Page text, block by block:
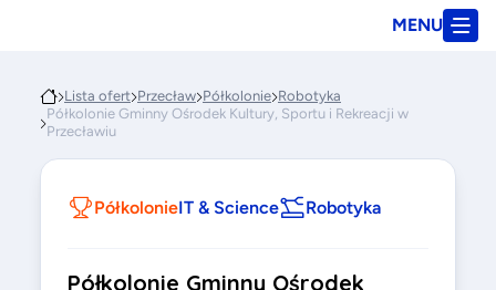
MENU
Lista ofert Przecław Półkolonie Robotyka
Półkolonie Gminny Ośrodek Kultury, Sportu i Rekreacji w
Przecławiu
PółkolonieIT & Science Robotyka
Półkolonie Gminny Ośrodek